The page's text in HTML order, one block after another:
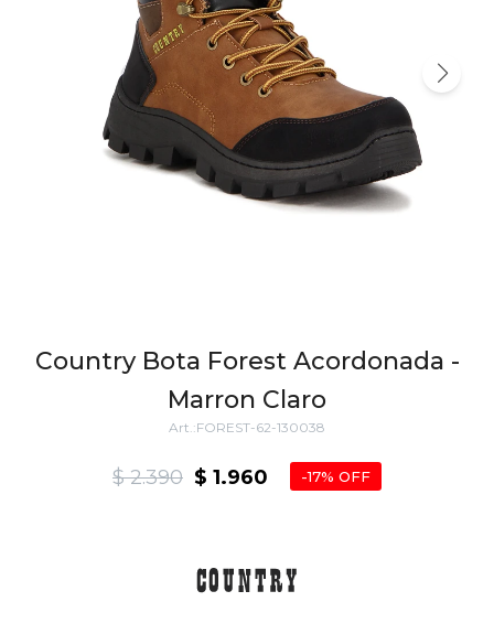
Country Bota Forest Acordonada -
Marron Claro
FOREST-62-130038
$ 1.960
$ 2.390 17